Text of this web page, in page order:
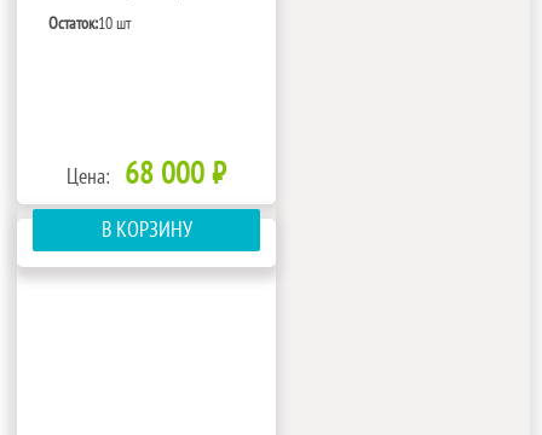
Остаток:10 шт
Цена: 68 000 ₽
В КОРЗИНУ